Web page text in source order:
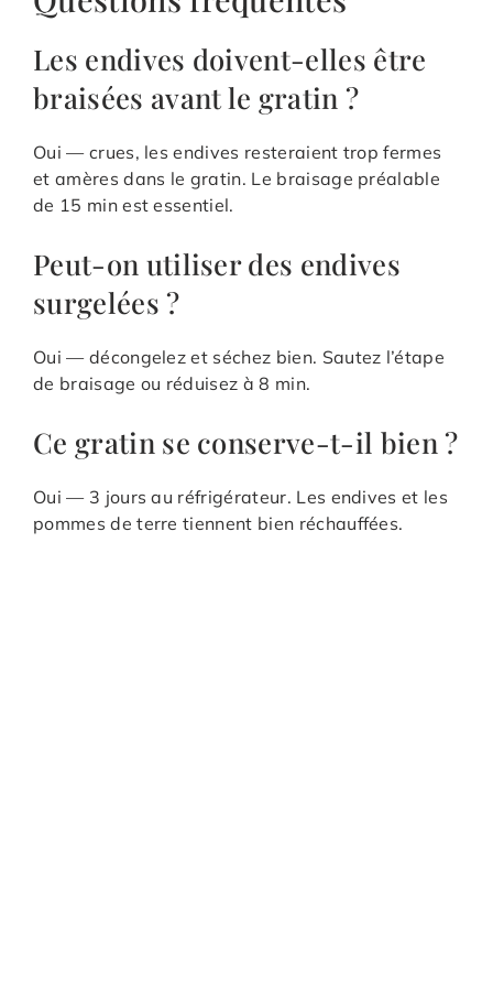
Les endives doivent-elles être
braisées avant le gratin ?
Oui — crues, les endives resteraient trop fermes
et amères dans le gratin. Le braisage préalable
de 15 min est essentiel.
Peut-on utiliser des endives
surgelées ?
Oui — décongelez et séchez bien. Sautez l’étape
de braisage ou réduisez à 8 min.
Ce gratin se conserve-t-il bien ?
Oui — 3 jours au réfrigérateur. Les endives et les
pommes de terre tiennent bien réchauffées.